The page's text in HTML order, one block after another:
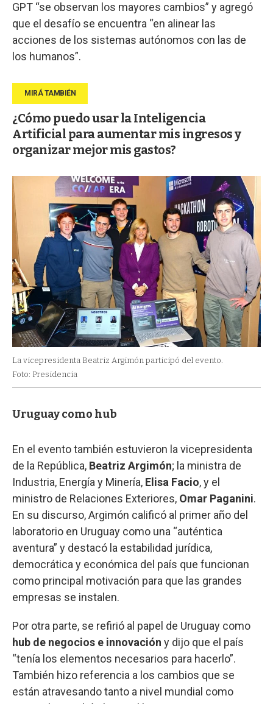
GPT “se observan los mayores cambios” y agregó
que el desafío se encuentra “en alinear las
acciones de los sistemas autónomos con las de
los humanos”.
¿Cómo puedo usar la Inteligencia
Artificial para aumentar mis ingresos y
organizar mejor mis gastos?
La vicepresidenta Beatriz Argimón participó del evento.
Foto: Presidencia
Uruguay como hub
En el evento también estuvieron la vicepresidenta
de la República, Beatriz Argimón; la ministra de
Industria, Energía y Minería, Elisa Facio, y el
ministro de Relaciones Exteriores, Omar Paganini.
En su discurso, Argimón calificó al primer año del
laboratorio en Uruguay como una “auténtica
aventura” y destacó la estabilidad jurídica,
democrática y económica del país que funcionan
como principal motivación para que las grandes
empresas se instalen.
Por otra parte, se refirió al papel de Uruguay como
hub de negocios e innovación y dijo que el país
“tenía los elementos necesarios para hacerlo”.
También hizo referencia a los cambios que se
están atravesando tanto a nivel mundial como